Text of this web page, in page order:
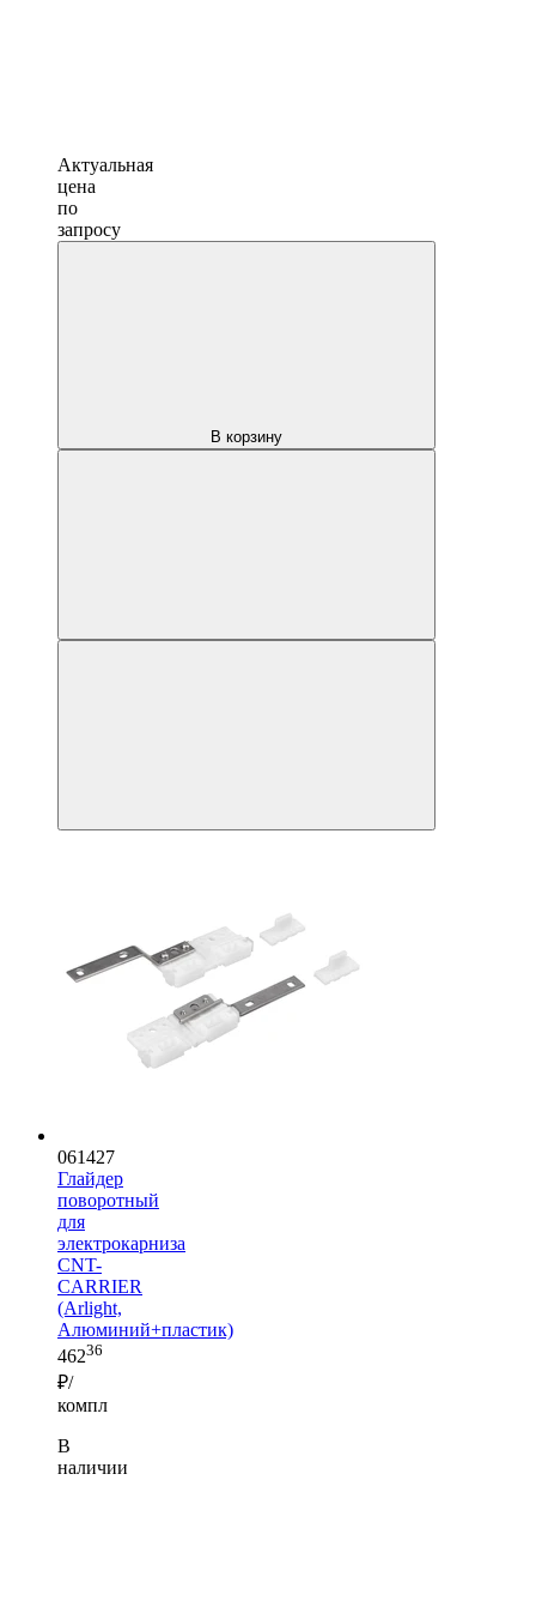
Актуальная
цена
по
запросу
В корзину
061427
Глайдер
поворотный
для
электрокарниза
CNT-
CARRIER
(Arlight,
Алюминий+пластик)
46236
₽/
компл
В
наличии